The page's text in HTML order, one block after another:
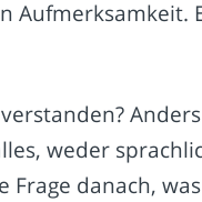
Aufmerksamkeit.
weder
danach,